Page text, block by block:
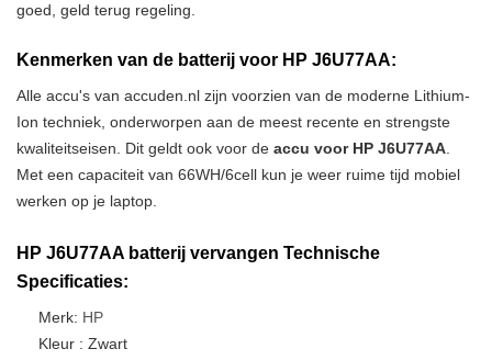
goed, geld terug regeling.
Kenmerken van de batterij voor HP J6U77AA:
Alle accu's van accuden.nl zijn voorzien van de moderne Lithium-
Ion techniek, onderworpen aan de meest recente en strengste
kwaliteitseisen. Dit geldt ook voor de accu voor HP J6U77AA
Met een capaciteit van 66WH/6cell kun je weer ruime tijd mobiel
werken op je laptop.
HP J6U77AA batterij vervangen Technische
Specificaties:
Merk: HP
Kleur : Zwart